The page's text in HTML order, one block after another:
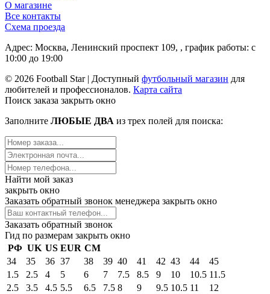
О магазине
Все контакты
Схема проезда
Адрес: Москва, Ленинский проспект 109, , график работы: с
10:00 до 19:00
© 2026 Football Star | Доступный футбольный магазин для
любителей и профессионалов. Карта сайта
Поиск заказа закрыть окно
Заполните ЛЮБЫЕ ДВА из трех полей для поиска:
Найти мой заказ
закрыть окно
Заказать обратный звонок менеджера закрыть окно
Заказать обратный звонок
Гид по размерам закрыть окно
РФ UK US EUR СМ
34
35 36 37 38 39 40 41 42 43 44
45
1.5
2.5 4 5 6 7 7.5 8.5 9 10 10.5 11.5
2.5
3.5 4.5 5.5 6.5 7.5 8 9 9.5 10.5 11
12